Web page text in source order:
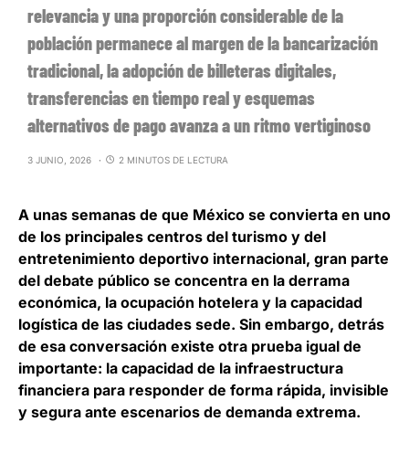
relevancia y una proporción considerable de la
población permanece al margen de la bancarización
tradicional, la adopción de billeteras digitales,
transferencias en tiempo real y esquemas
alternativos de pago avanza a un ritmo vertiginoso
3 JUNIO, 2026 2 MINUTOS DE LECTURA
A unas semanas de que México se convierta en uno
de los principales centros del turismo y del
entretenimiento deportivo internacional, gran parte
del debate público se concentra en la derrama
económica, la ocupación hotelera y la capacidad
logística de las ciudades sede. Sin embargo, detrás
de esa conversación existe otra prueba igual de
importante: la capacidad de la infraestructura
financiera para responder de forma rápida, invisible
y segura ante escenarios de demanda extrema.